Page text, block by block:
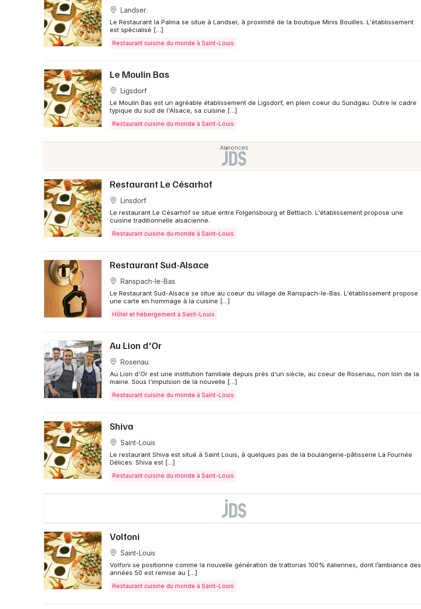
Landser
Le Restaurant la Palma se situe à Landser, à proximité de la boutique Minis Bouilles. L'établissement
est spécialisé […]
Restaurant cuisine du monde à Saint-Louis
Le Moulin Bas
Ligsdorf
Le Moulin Bas est un agréable établissement de Ligsdorf, en plein coeur du Sundgau. Outre le cadre
typique du sud de l'Alsace, sa cuisine […]
Restaurant cuisine du monde à Saint-Louis
Restaurant Le Césarhof
Linsdorf
Le restaurant Le Césarhof se situe entre Folgensbourg et Bettlach. L'établissement propose une
cuisine traditionnelle alsacienne.
Restaurant cuisine du monde à Saint-Louis
Restaurant Sud-Alsace
Ranspach-le-Bas
Le Restaurant Sud-Alsace se situe au coeur du village de Ranspach-le-Bas. L'établissement propose
une carte en hommage à la cuisine […]
Hôtel et hébergement à Saint-Louis
Au Lion d'Or
Rosenau
Au Lion d'Or est une institution familiale depuis près d'un siècle, au coeur de Rosenau, non loin de la
mairie. Sous l'impulsion de la nouvelle […]
Restaurant cuisine du monde à Saint-Louis
Shiva
Saint-Louis
Le restaurant Shiva est situé à Saint Louis, à quelques pas de la boulangerie-pâtisserie La Fournée
Délices. Shiva est […]
Restaurant cuisine du monde à Saint-Louis
Volfoni
Saint-Louis
Volfoni se positionne comme la nouvelle génération de trattorias 100% italiennes, dont l’ambiance des
années 50 est remise au […]
Restaurant cuisine du monde à Saint-Louis